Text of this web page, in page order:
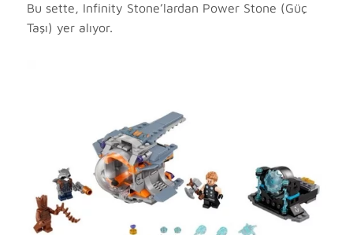
Bu sette, Infinity Stone’lardan Power Stone (Güç
Taşı) yer alıyor.